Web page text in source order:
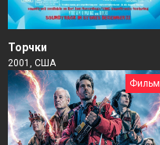
Торчки
2001, США
Фильм